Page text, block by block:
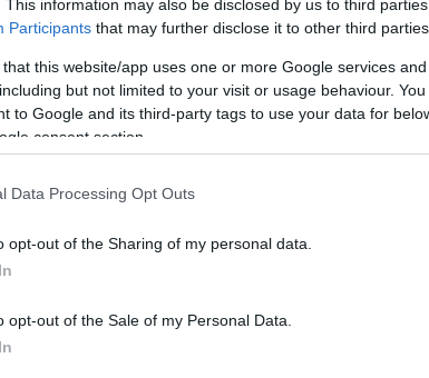
This information may also be disclosed by us to third
Participants that may further disclose it to other third parties.
that this website/app uses one or more Google services
but not limited to your visit or usage behaviour.
to Google and its third-party tags to use your data for
consent section.
Data Processing Opt Outs
opt-out of the Sharing of my personal data.
opt-out of the Sale of my Personal Data.